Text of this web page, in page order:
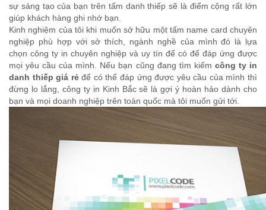
sự sáng tạo của bạn trên tấm danh thiếp sẽ là điểm cộng rất lớn
giúp khách hàng ghi nhớ bạn.
Kinh nghiệm của tôi khi muốn sở hữu một tấm name card chuyên
nghiệp phù hợp với sở thích, ngành nghề của mình đó là lựa
chọn công ty in chuyên nghiệp và uy tín để có để đáp ứng được
mọi yêu cầu của mình. Nếu bạn cũng đang tìm kiếm công ty in
danh thiếp giá rẻđể có thể đáp ứng được yêu cầu của mình thì
đừng lo lắng, công ty in Kinh Bắc sẽ là gợi ý hoàn hảo dành cho
bạn và mọi doanh nghiệp trên toàn quốc mà tôi muốn gửi tới.